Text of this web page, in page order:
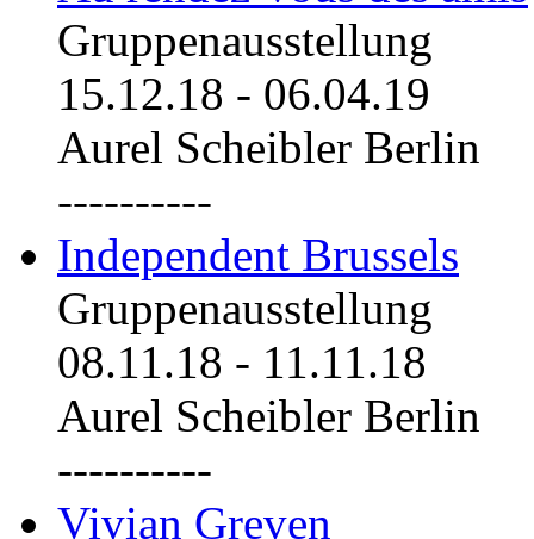
Gruppenausstellung
15.12.18 - 06.04.19
Aurel Scheibler Berlin
----------
Independent Brussels
Gruppenausstellung
08.11.18 - 11.11.18
Aurel Scheibler Berlin
----------
Vivian Greven